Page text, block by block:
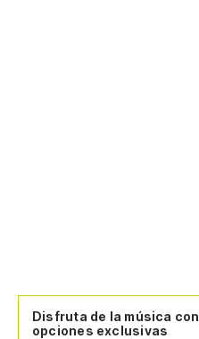
Disfruta de la música con
opciones exclusivas